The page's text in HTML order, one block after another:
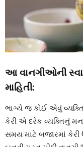
આ વાનગીઓની
માહિતી:
ભાગ્યે જ કોઈ એવું
કેરી એ દરેક વ્યક્તિનું
સમય માટે બજારમાં કેરી